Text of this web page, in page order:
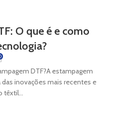
O que é e como
DTF?A estampagem
inovações mais recentes e
têxtil...